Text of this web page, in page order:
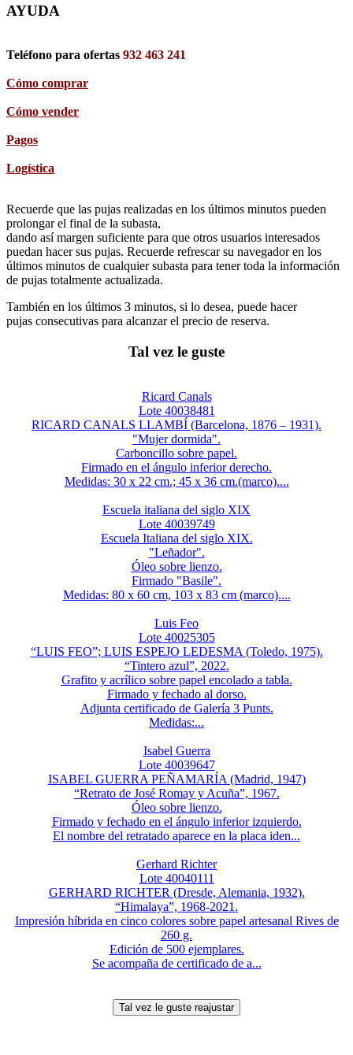
AYUDA
Teléfono para ofertas 932 463 241
Cómo comprar
Cómo vender
Pagos
Logística
Recuerde que las pujas realizadas en los últimos minutos pueden
prolongar el final de la subasta,
dando así margen suficiente para que otros usuarios interesados
puedan hacer sus pujas. Recuerde refrescar su navegador en los
últimos minutos de cualquier subasta para tener toda la información
de pujas totalmente actualizada.
También en los últimos 3 minutos, si lo desea, puede hacer
pujas consecutivas para alcanzar el precio de reserva.
Tal vez le guste
Ricard Canals
Lote 40038481
RICARD CANALS LLAMBÍ (Barcelona, 1876 – 1931).
"Mujer dormida".
Carboncillo sobre papel.
Firmado en el ángulo inferior derecho.
Medidas: 30 x 22 cm.; 45 x 36 cm.(marco)....
Escuela italiana del siglo XIX
Lote 40039749
Escuela Italiana del siglo XIX.
"Leñador".
Óleo sobre lienzo.
Firmado "Basile".
Medidas: 80 x 60 cm, 103 x 83 cm (marco)....
Luis Feo
Lote 40025305
“LUIS FEO”; LUIS ESPEJO LEDESMA (Toledo, 1975).
“Tintero azul”, 2022.
Grafito y acrílico sobre papel encolado a tabla.
Firmado y fechado al dorso.
Adjunta certificado de Galería 3 Punts.
Medidas:...
Isabel Guerra
Lote 40039647
ISABEL GUERRA PEÑAMARÍA (Madrid, 1947)
“Retrato de José Romay y Acuña”, 1967.
Óleo sobre lienzo.
Firmado y fechado en el ángulo inferior izquierdo.
El nombre del retratado aparece en la placa iden...
Gerhard Richter
Lote 40040111
GERHARD RICHTER (Dresde, Alemania, 1932).
“Himalaya”, 1968-2021.
Impresión híbrida en cinco colores sobre papel artesanal Rives de
260 g.
Edición de 500 ejemplares.
Se acompaña de certificado de a...